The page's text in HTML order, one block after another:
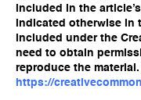
included in the
indicated otherwise
included under the
need to obtain
reproduce the
https://